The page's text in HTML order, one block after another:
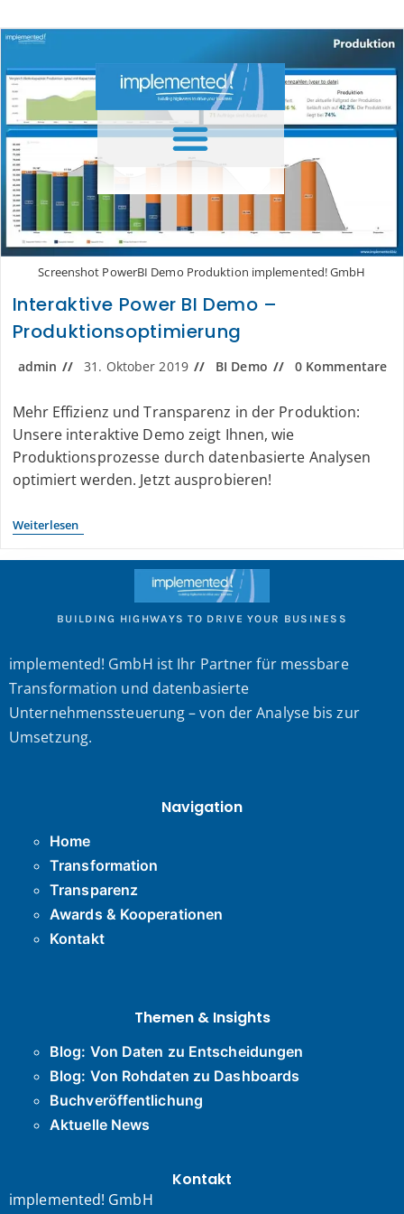
springen
Screenshot PowerBI Demo Produktion implemented! GmbH
Interaktive Power BI Demo –
Produktionsoptimierung
admin 31. Oktober 2019 BI Demo 0 Kommentare
Mehr Effizienz und Transparenz in der Produktion:
Unsere interaktive Demo zeigt Ihnen, wie
Produktionsprozesse durch datenbasierte Analysen
optimiert werden. Jetzt ausprobieren!
Weiterlesen
BUILDING HIGHWAYS TO DRIVE YOUR BUSINESS
implemented! GmbH ist Ihr Partner für messbare
Transformation und datenbasierte
Unternehmenssteuerung – von der Analyse bis zur
Umsetzung.
Navigation
Home
Transformation
Transparenz
Awards & Kooperationen
Kontakt
Themen & Insights
Blog: Von Daten zu Entscheidungen
Blog: Von Rohdaten zu Dashboards
Buchveröffentlichung
Aktuelle News
Kontakt
implemented! GmbH